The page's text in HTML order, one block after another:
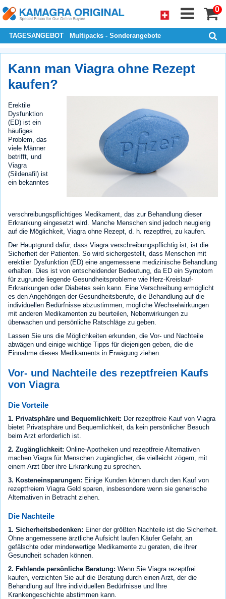
0
TAGESANGEBOT Multipacks - Sonderangebote
Kann man Viagra ohne Rezept
kaufen?
Erektile
Dysfunktion
(ED) ist ein
häufiges
Problem, das
viele Männer
betrifft, und
Viagra
(Sildenafil) ist
ein bekanntes
verschreibungspflichtiges Medikament, das zur Behandlung dieser
Erkrankung eingesetzt wird. Manche Menschen sind jedoch neugierig
auf die Möglichkeit, Viagra ohne Rezept, d. h. rezeptfrei, zu kaufen.
Der Hauptgrund dafür, dass Viagra verschreibungspflichtig ist, ist die
Sicherheit der Patienten. So wird sichergestellt, dass Menschen mit
erektiler Dysfunktion (ED) eine angemessene medizinische Behandlung
erhalten. Dies ist von entscheidender Bedeutung, da ED ein Symptom
für zugrunde liegende Gesundheitsprobleme wie Herz-Kreislauf-
Erkrankungen oder Diabetes sein kann. Eine Verschreibung ermöglicht
es den Angehörigen der Gesundheitsberufe, die Behandlung auf die
individuellen Bedürfnisse abzustimmen, mögliche Wechselwirkungen
mit anderen Medikamenten zu beurteilen, Nebenwirkungen zu
überwachen und persönliche Ratschläge zu geben.
Lassen Sie uns die Möglichkeiten erkunden, die Vor- und Nachteile
abwägen und einige wichtige Tipps für diejenigen geben, die die
Einnahme dieses Medikaments in Erwägung ziehen.
Vor- und Nachteile des rezeptfreien Kaufs
von Viagra
Die Vorteile
1. Privatsphäre und Bequemlichkeit: Der rezeptfreie Kauf von Viagra
bietet Privatsphäre und Bequemlichkeit, da kein persönlicher Besuch
beim Arzt erforderlich ist.
2. Zugänglichkeit: Online-Apotheken und rezeptfreie Alternativen
machen Viagra für Menschen zugänglicher, die vielleicht zögern, mit
einem Arzt über ihre Erkrankung zu sprechen.
3. Kosteneinsparungen: Einige Kunden können durch den Kauf von
rezeptfreiem Viagra Geld sparen, insbesondere wenn sie generische
Alternativen in Betracht ziehen.
Die Nachteile
1. Sicherheitsbedenken: Einer der größten Nachteile ist die Sicherheit.
Ohne angemessene ärztliche Aufsicht laufen Käufer Gefahr, an
gefälschte oder minderwertige Medikamente zu geraten, die ihrer
Gesundheit schaden können.
2. Fehlende persönliche Beratung: Wenn Sie Viagra rezeptfrei
kaufen, verzichten Sie auf die Beratung durch einen Arzt, der die
Behandlung auf Ihre individuellen Bedürfnisse und Ihre
Krankengeschichte abstimmen kann.